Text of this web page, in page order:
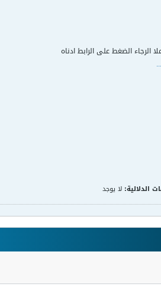
الرجاء الضغط على الرابط ادناه
الدلالية: لا يوجد